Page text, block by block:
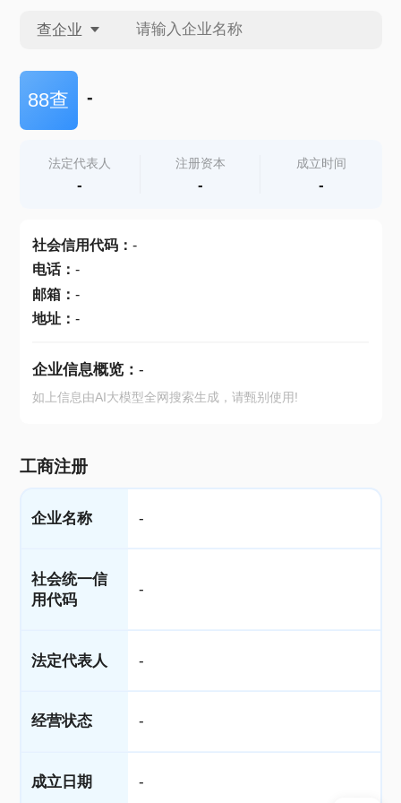
查企业
查企业
查产地
88查 -
法定代表人
-
注册资本
-
成立时间
-
社会信用代码： -
电话： -
邮箱： -
地址： -
企业信息概览： -
如上信息由AI大模型全网搜索生成，请甄别使用!
工商注册
企业名称 -
社会统一信
用代码
-
法定代表人 -
经营状态 -
成立日期 -